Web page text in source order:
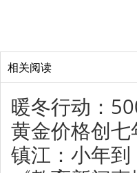
相关阅读
暖冬行动：
黄金价格创
镇江：小年